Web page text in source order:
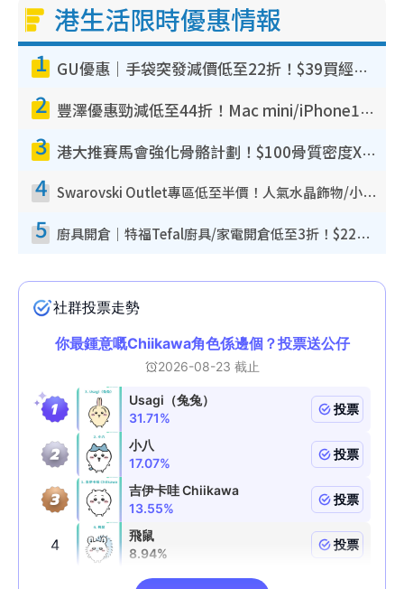
港生活限時優惠情報
1 GU優惠｜手袋突發減價低至22折！$39買經典波士頓包/餃子袋！飾物同步減價$29起！
2 豐澤優惠勁減低至44折！Mac mini/iPhone17Pro大減價！廚房家電$220起
3 港大推賽馬會強化骨骼計劃！$100骨質密度X光檢查 完成免費運動訓練送超市禮券！附參加資格
4 Swarovski Outlet專區低至半價！人氣水晶飾物/小擺設$138起！迪士尼款/水晶高跟鞋都有平
5 廚具開倉｜特福Tefal廚具/家電開倉低至3折！$220起買平底鍋/炒鑊/湯煲！電飯煲/吸塵機/燙斗$418起